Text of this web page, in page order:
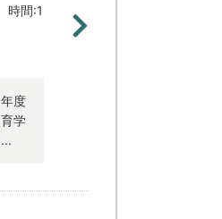
時間:1
度
学